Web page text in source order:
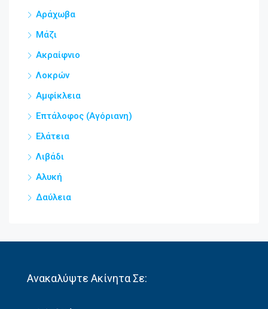
Αράχωβα
Μάζι
Ακραίφνιο
Λοκρών
Αμφίκλεια
Επτάλοφος (Αγόριανη)
Ελάτεια
Λιβάδι
Αλυκή
Δαύλεια
Ανακαλύψτε Ακίνητα Σε: